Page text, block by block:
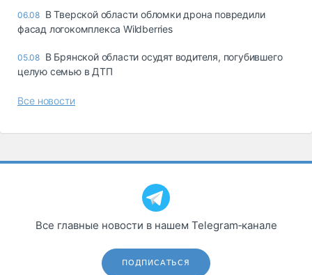
06.08 В Тверской области обломки дрона повредили
фасад логокомплекса Wildberries
05.08 В Брянской области осудят водителя, погубившего
целую семью в ДТП
Все новости
Все главные новости в нашем Telegram‑канале
ПОДПИСАТЬСЯ